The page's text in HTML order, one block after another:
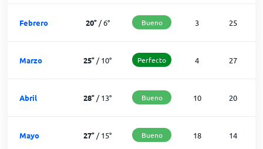
Febrero 20°/6° Bueno 3 25
Marzo 25° /10° Perfecto 4 27
Abril 28° /13° Bueno 10 20
Mayo 27° /15° Bueno 18 14